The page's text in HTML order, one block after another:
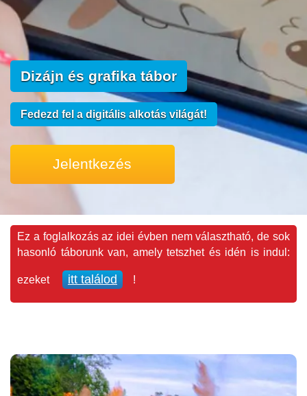
Dizájn és grafika tábor
Fedezd fel a digitális alkotás világát!
Jelentkezés
Ez a foglalkozás az idei évben nem választható, de sok
hasonló táborunk van, amely tetszhet és idén is indul:
ezeket itt találod !